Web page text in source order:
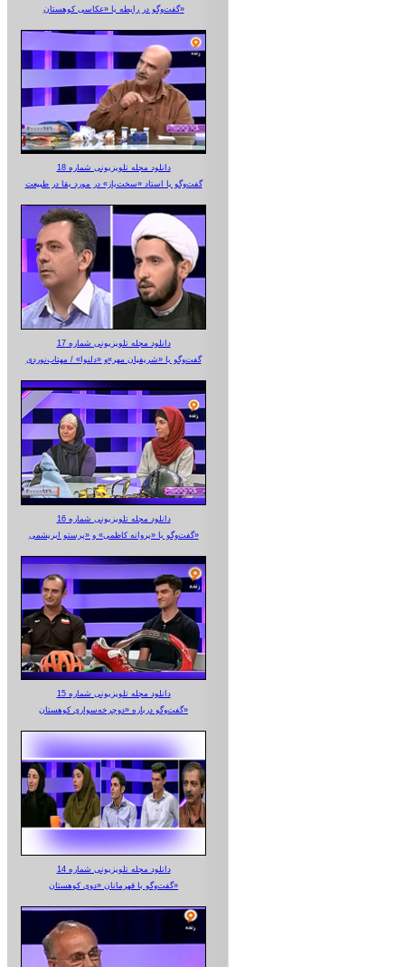
گفت‌وگو در رابطه با «عکاسی کوهستان»
دانلود مجله تلویزیونی شماره 18
گفت‌وگو با استاد «سخت‌باز» در مورد بقا در طبیعت
دانلود مجله تلویزیونی شماره 17
گفت‌وگو با «شریفیان مهر»‌و «دلنوا» / مهتاب‌نوردی
دانلود مجله تلویزیونی شماره 16
گفت‌وگو با «پروانه کاظمی» و «پرستو‌ ابریشمی»
دانلود مجله تلویزیونی شماره 15
گفت‌وگو درباره «دوچرخه‌سواری کوهستان»
دانلود مجله تلویزیونی شماره 14
گفت‌وگو با قهرمانان «دوی کوهستان»